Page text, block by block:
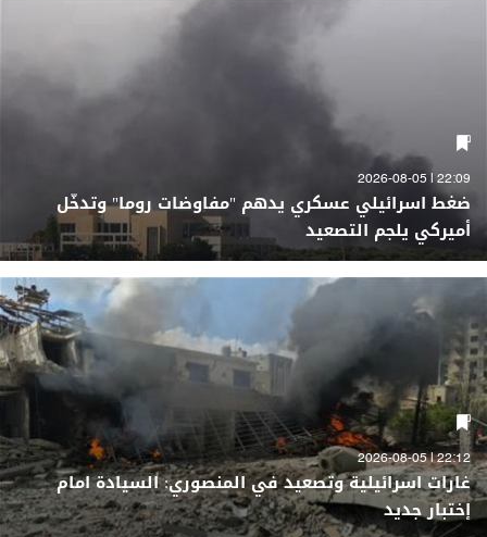
22:09 | 2026-08-05
ضغط اسرائيلي عسكري يدهم "مفاوضات روما" وتدخّل
أميركي يلجم التصعيد
22:12 | 2026-08-05
غارات اسرائيلية وتصعيد في المنصوري: السيادة امام
إختبار جديد